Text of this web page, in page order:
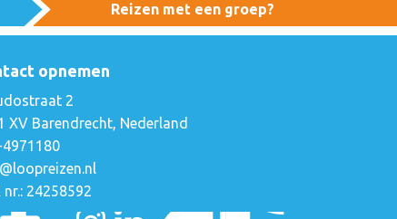
Reizen met een groep?
opnemen
2
XV Barendrecht, Nederland
nr.: 24258592